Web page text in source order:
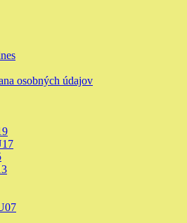
osobných údajov